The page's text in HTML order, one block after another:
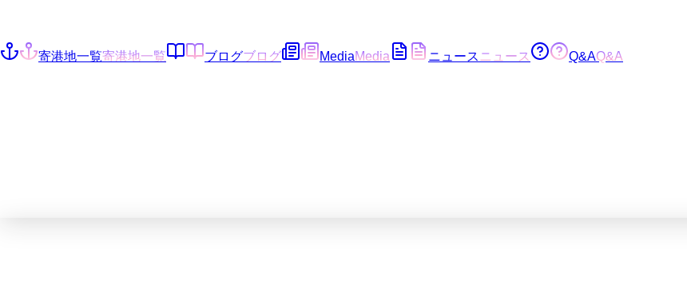
寄港地一覧寄港地一覧 ブログブログ MediaMedia ニュース ニュース Q&AQ&A